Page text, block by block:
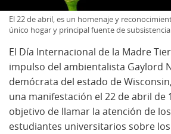
El 22 de abril, es un homenaje y
único hogar y principal fuente de
El Día Internacional de la Madre
impulso del ambientalista Gaylord
demócrata del estado de
una manifestación el 22 de abril de
objetivo de llamar la atención de
estudiantes universitarios sobre